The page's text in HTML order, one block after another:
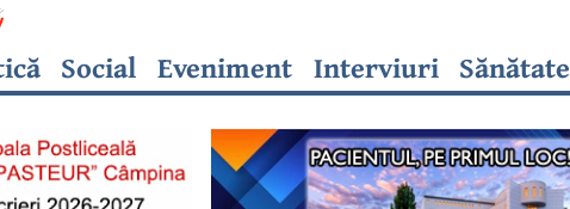
Social Eveniment Interviuri Sănătate